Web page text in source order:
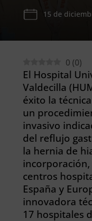
15 de
0 (0)
El Hospital
Valdecilla
éxito la
un
invasivo
del reflujo
la hernia de
incorporación,
centros
España y
innovadora
17 hospitales